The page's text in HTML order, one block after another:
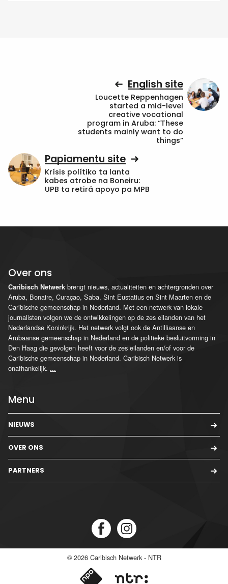
English site
Loucette Reppenhagen
started a mid-level
creative vocational
program in Aruba: “These
students mainly want to do
things”
Papiamentu site
Krísis polítiko ta lanta
kabes atrobe na Boneiru:
UPB ta retirá apoyo pa MPB
Over ons
Caribisch Netwerk brengt nieuws, actualiteiten en achtergronden over
Aruba, Bonaire, Curaçao, Saba, Sint Eustatius en Sint Maarten en de
Caribische gemeenschap in Nederland. Met een netwerk van lokale
journalisten volgen we de ontwikkelingen op de zes eilanden van het
Nederlandse Koninkrijk. Het netwerk volgt ook de Antilliaanse en
Arubaanse gemeenschap in Nederland en de politieke besluitvorming in
Den Haag die gevolgen heeft voor de zes eilanden en/of voor de
Caribische gemeenschap in Nederland. Caribisch Netwerk is
onafhankelijk. ...
Menu
NIEUWS
OVER ONS
PARTNERS
© 2026 Caribisch Netwerk - NTR